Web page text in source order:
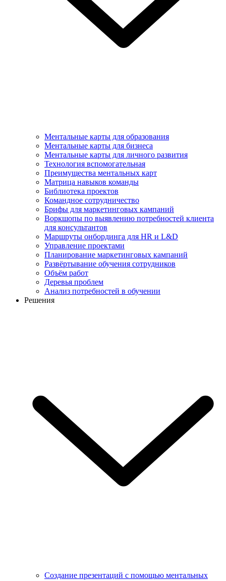
Ментальные карты для образования
Ментальные карты для бизнеса
Ментальные карты для личного развития
Технология вспомогательная
Преимущества ментальных карт
Матрица навыков команды
Библиотека проектов
Командное сотрудничество
Брифы для маркетинговых кампаний
Воркшопы по выявлению потребностей клиента
для консультантов
Маршруты онбординга для HR и L&D
Управление проектами
Планирование маркетинговых кампаний
Развёртывание обучения сотрудников
Объём работ
Деревья проблем
Анализ потребностей в обучении
Решения
Создание презентаций с помощью ментальных